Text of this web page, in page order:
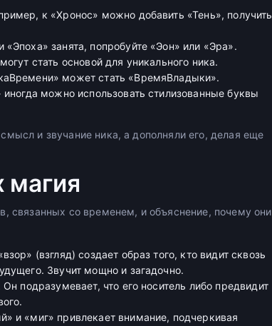
к «Хронос» можно добавить «Тень», получить
«Эпоха» занята, попробуйте «Эон» или «Эра».
стать основой для уникального ника.
может стать «ВремяВладыки».
иногда можно использовать стилизованные буквы
и звучание ника, а дополняли его, делая еще
магия
связанных со временем, и объяснение, почему они
(взгляд) создает образ того, кто видит сквозь
Звучит мощно и загадочно.
подразумевает, что его носитель либо предвидит
и «миг» привлекает внимание, подчеркивая